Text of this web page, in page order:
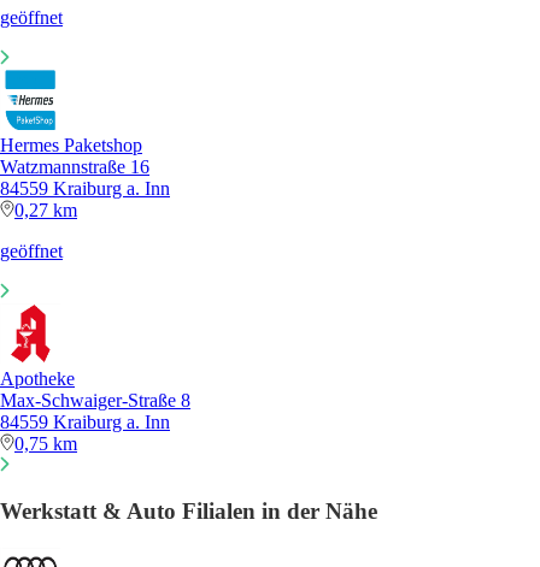
geöffnet
Hermes Paketshop
Watzmannstraße 16
84559 Kraiburg a. Inn
0,27 km
geöffnet
Apotheke
Max-Schwaiger-Straße 8
84559 Kraiburg a. Inn
0,75 km
Werkstatt & Auto Filialen in der Nähe